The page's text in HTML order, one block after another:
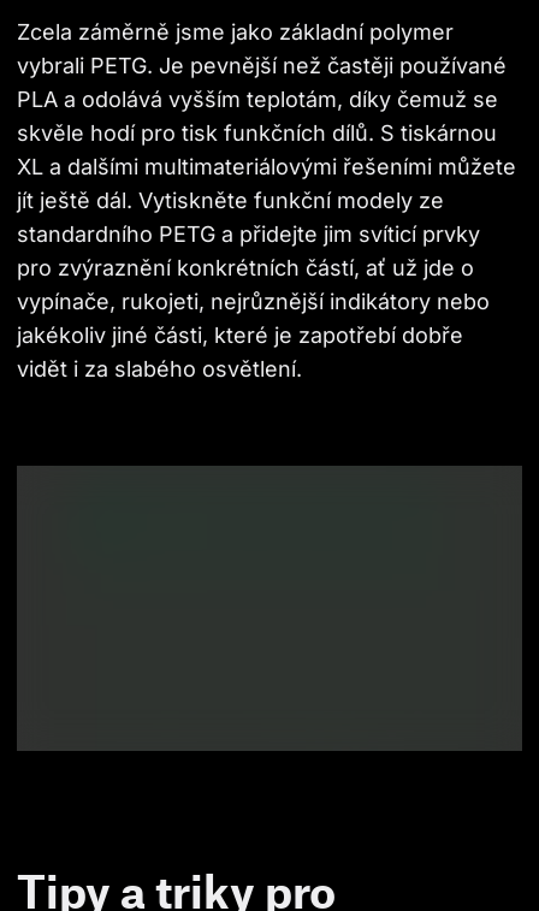
Zcela záměrně jsme jako základní polymer
vybrali PETG. Je pevnější než častěji používané
PLA a odolává vyšším teplotám, díky čemuž se
skvěle hodí pro tisk funkčních dílů. S tiskárnou
XL a dalšími multimateriálovými řešeními můžete
jít ještě dál. Vytiskněte funkční modely ze
standardního PETG a přidejte jim svíticí prvky
pro zvýraznění konkrétních částí, ať už jde o
vypínače, rukojeti, nejrůznější indikátory nebo
jakékoliv jiné části, které je zapotřebí dobře
vidět i za slabého osvětlení.
Tipy a triky pro